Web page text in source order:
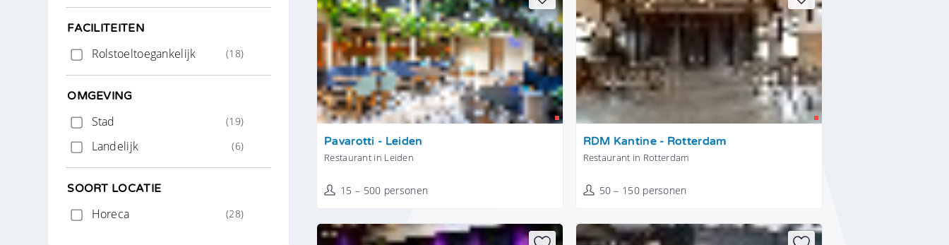
FACILITEITEN
Rolstoeltoegankelijk (18)
OMGEVING
Stad (19)
Landelijk (6)
SOORT LOCATIE
Horeca (28)
Tonen
Pavarotti - Leiden
Restaurant in Leiden
15 – 500 personen
Tonen
RDM Kantine - Rotterdam
Restaurant in Rotterdam
50 – 150 personen